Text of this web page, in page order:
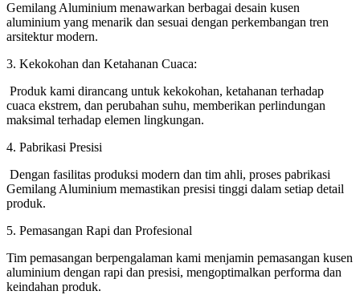
Gemilang Aluminium menawarkan berbagai desain kusen
aluminium yang menarik dan sesuai dengan perkembangan tren
arsitektur modern.
3. Kekokohan dan Ketahanan Cuaca:
Produk kami dirancang untuk kekokohan, ketahanan terhadap
cuaca ekstrem, dan perubahan suhu, memberikan perlindungan
maksimal terhadap elemen lingkungan.
4. Pabrikasi Presisi
Dengan fasilitas produksi modern dan tim ahli, proses pabrikasi
Gemilang Aluminium memastikan presisi tinggi dalam setiap detail
produk.
5. Pemasangan Rapi dan Profesional
Tim pemasangan berpengalaman kami menjamin pemasangan kusen
aluminium dengan rapi dan presisi, mengoptimalkan performa dan
keindahan produk.